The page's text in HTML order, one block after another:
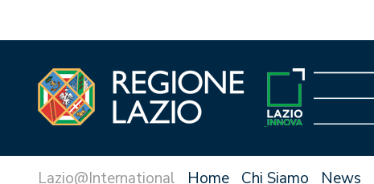
Home Chi Siamo News